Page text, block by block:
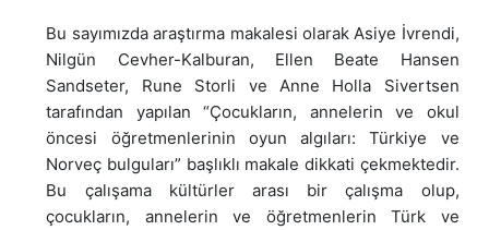
Bu sayımızda araştırma makalesi olarak Asiye İvrendi,
Nilgün Cevher-Kalburan, Ellen Beate Hansen
Sandseter, Rune Storli ve Anne Holla Sivertsen
tarafından yapılan “Çocukların, annelerin ve okul
öncesi öğretmenlerinin oyun algıları: Türkiye ve
Norveç bulguları” başlıklı makale dikkati çekmektedir.
Bu çalışama kültürler arası bir çalışma olup,
çocukların, annelerin ve öğretmenlerin Türk ve